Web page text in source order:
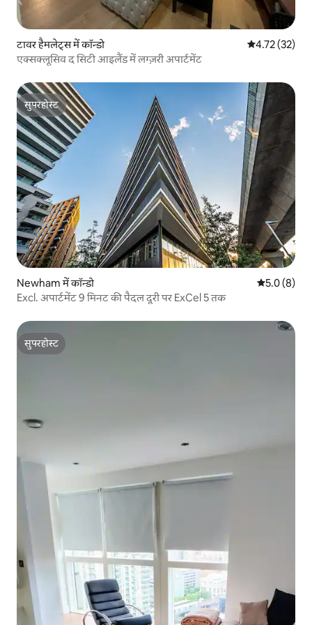
टावर हैमलेट्स में कॉन्डो औसत रेटिंग 5 में
4.72 (32)
एक्सक्लूसिव द सिटी आइलैंड में लग्ज़री अपार्टमेंट
सुपरहोस्ट
सुपरहोस्ट
Newham में कॉन्डो औसत रेटिंग 5
5.0 (8)
Excl. अपार्टमेंट 9 मिनट की पैदल दूरी पर ExCel 5 तक
सुपरहोस्ट
सुपरहोस्ट